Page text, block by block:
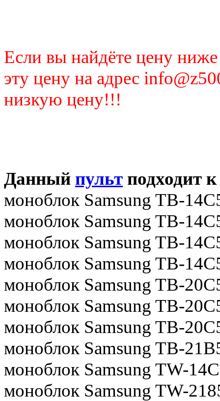
Если вы найдёте цену
эту цену на адрес
низкую цену!!!
Данный пульт подходит
моноблок Samsung TB-
моноблок Samsung TB-
моноблок Samsung TB-
моноблок Samsung TB-
моноблок Samsung TB-
моноблок Samsung TB-
моноблок Samsung TB-
моноблок Samsung TB-
моноблок Samsung TW-
моноблок Samsung TW-